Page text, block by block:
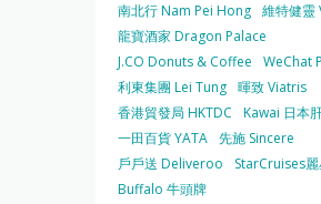
南北行 Nam Pei Hong 維特健靈
龍寶酒家 Dragon Palace
J.CO Donuts & Coffee
WeChat
利東集團 Lei Tung 暉致 Viatris
香港貿發局 HKTDC
Kawai 日本
一田百貨 YATA 先施 Sincere
戶戶送 Deliveroo
StarCruises
Buffalo 牛頭牌